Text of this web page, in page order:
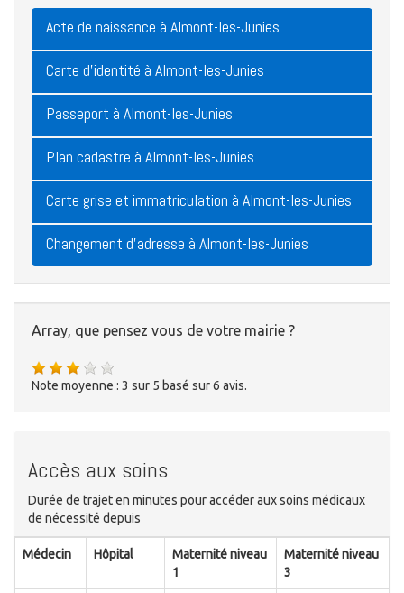
Acte de naissance à Almont-les-Junies
Carte d'identité à Almont-les-Junies
Passeport à Almont-les-Junies
Plan cadastre à Almont-les-Junies
Carte grise et immatriculation à Almont-les-Junies
Changement d'adresse à Almont-les-Junies
Array, que pensez vous de votre mairie ?
Note moyenne : 3 sur 5 basé sur6 avis.
Accès aux soins
Durée de trajet en minutes pour accéder aux soins médicaux
de nécessité depuis
Médecin Hôpital
Maternité niveau
1
Maternité niveau
3